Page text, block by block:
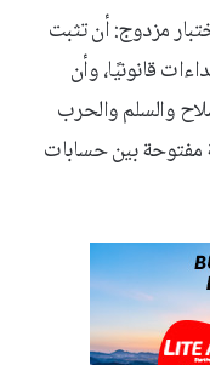
مزدوج: أن تثبت
قانونيًا، وأن
والسلم والحرب
مفتوحة بين حسابات